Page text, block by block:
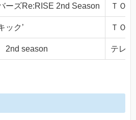
ーズRe:RISE 2nd Season ＴＯ
ック’ ＴＯ
2nd season テレ